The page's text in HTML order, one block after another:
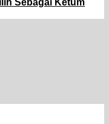
Sebagai Ketum